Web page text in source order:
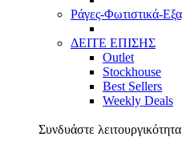
Ράγες-Φωτιστικά-
ΔΕΙΤΕ ΕΠΙΣΗΣ
Outlet
Stockhouse
Best Sellers
Weekly Deals
Συνδυάστε